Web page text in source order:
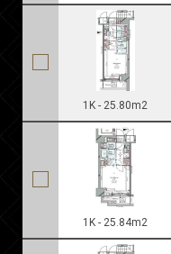
1K - 25.80m2
1K - 25.84m2